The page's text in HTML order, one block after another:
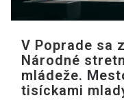
V Poprade sa
Národné
mládeže.
tisíckami